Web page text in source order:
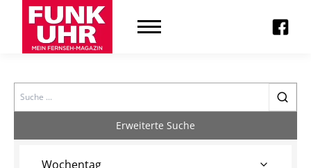
Search
Erweiterte Suche
Wochentag